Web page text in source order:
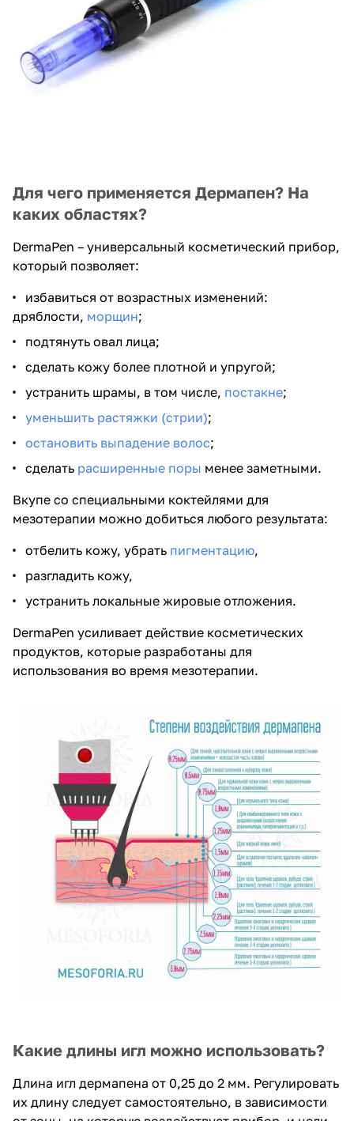
Для чего применяется Дермапен? На
каких областях?
DermaPen – универсальный косметический прибор,
который позволяет:
избавиться от возрастных изменений:
дряблости, морщин;
подтянуть овал лица;
сделать кожу более плотной и упругой;
устранить шрамы, в том числе, постакне;
уменьшить растяжки (стрии);
остановить выпадение волос;
сделать расширенные поры менее заметными.
Вкупе со специальными коктейлями для
мезотерапии можно добиться любого результата:
отбелить кожу, убрать пигментацию,
разгладить кожу,
устранить локальные жировые отложения.
DermaPen усиливает действие косметических
продуктов, которые разработаны для
использования во время мезотерапии.
Какие длины игл можно использовать?
Длина игл дермапена от 0,25 до 2 мм. Регулировать
их длину следует самостоятельно, в зависимости